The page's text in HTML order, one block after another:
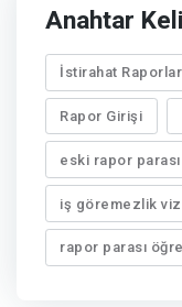
Anahtar
İstirahat
Rapor Girişi
eski rapor parası
iş göremezlik
rapor parası